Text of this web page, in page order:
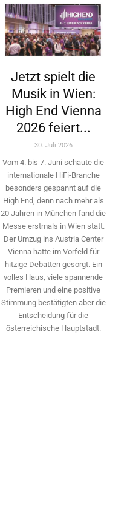
Jetzt spielt die
Musik in Wien:
High End Vienna
2026 feiert...
30. Juli 2026
Vom 4. bis 7. Juni schaute die
internationale HiFi-Branche
besonders gespannt auf die
High End, denn nach mehr als
20 Jahren in München fand die
Messe erstmals in Wien statt.
Der Umzug ins Austria Center
Vienna hatte im Vorfeld für
hitzige Debatten gesorgt. Ein
volles Haus, viele spannende
Premieren und eine positive
Stimmung bestätigten aber die
Entscheidung für die
österreichische Hauptstadt.